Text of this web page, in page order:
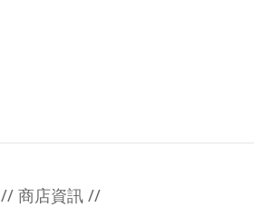
// 商店資訊 //